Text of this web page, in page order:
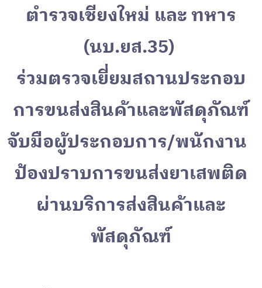
ตำรวจเชียงใหม่ และ ทหาร
(นบ.ยส.35)
ร่วมตรวจเยี่ยมสถานประกอบ
การขนส่งสินค้าและพัสดุภัณฑ์
จับมือผู้ประกอบการ/พนักงาน
ป้องปราบการขนส่งยาเสพติด
ผ่านบริการส่งสินค้าและ
พัสดุภัณฑ์